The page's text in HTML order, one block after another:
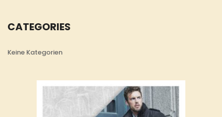
CATEGORIES
Keine Kategorien